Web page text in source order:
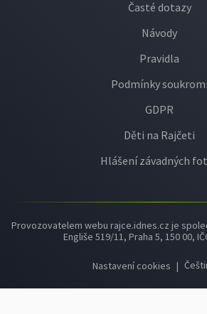
Časté dotazy
Návody
Pravidla
Podmínky
GDPR
Děti na Rajčeti
Hlášení závadných
Provozovatelem webu rajce.idnes.cz je
Engliše 519/11, Praha 5, 150 00,
Nastavení cookies |